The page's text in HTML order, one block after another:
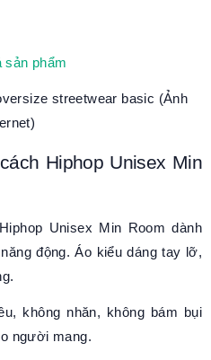
sản phẩm
streetwear basic (Ảnh
HiphopUnisex Min
Unisex Min Room dành
động. Áo kiểu dáng tay lỡ,
không nhăn, không bám bụi
người mang.